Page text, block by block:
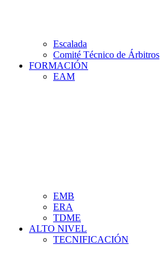
Escalada
Comité Técnico de Árbitros
FORMACIÓN
EAM
EMB
ERA
TDME
ALTO NIVEL
TECNIFICACIÓN